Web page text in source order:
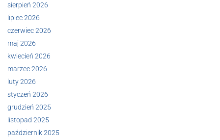
sierpień 2026
lipiec 2026
czerwiec 2026
maj 2026
kwiecień 2026
marzec 2026
luty 2026
styczeń 2026
grudzień 2025
listopad 2025
październik 2025